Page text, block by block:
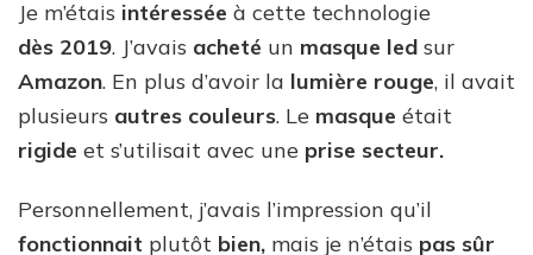
Je m’étais intéressée à cette technologie
dès 2019. J’avais acheté un masque led sur
Amazon. En plus d’avoir la lumière rouge, il avait
plusieurs autres couleurs. Le masque était
rigide et s’utilisait avec une prise secteur.
Personnellement, j’avais l’impression qu’il
fonctionnait plutôt bien, mais je n’étais pas sûr